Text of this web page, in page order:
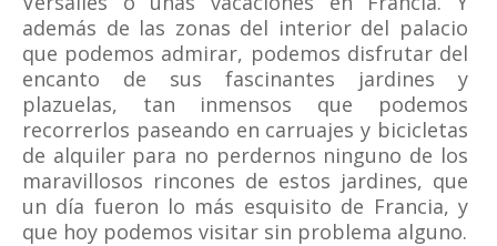
además de las zonas del interior del palacio
que podemos admirar, podemos disfrutar del
encanto de sus fascinantes jardines y
plazuelas, tan inmensos que podemos
recorrerlos paseando en carruajes y bicicletas
de alquiler para no perdernos ninguno de los
maravillosos rincones de estos jardines, que
un día fueron lo más esquisito de Francia, y
que hoy podemos visitar sin problema alguno.